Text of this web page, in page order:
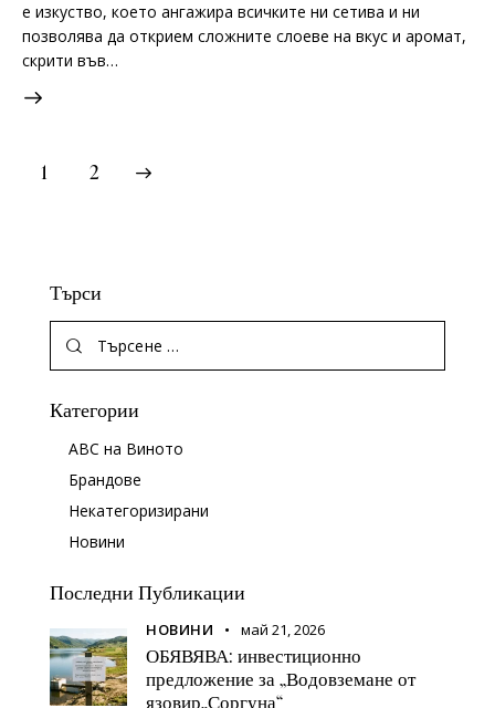
е изкуство, което ангажира всичките ни сетива и ни
позволява да открием сложните слоеве на вкус и аромат,
скрити във…
1 2
Търси
Категории
ABC на Виното
Брандове
Некатегоризирани
Новини
Последни Публикации
НОВИНИ май 21, 2026
ОБЯВЯВА: инвестиционно
предложение за „Водовземане от
язовир„Соргуна“